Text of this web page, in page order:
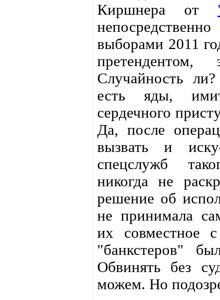
Киршнера от
выборами 2011
претендентом,
Случайность
есть яды,
сердечного
Да, после
вызвать и
спецслужб
никогда не
решение об
не принимала
их
"банкстеров"
Обвинять без
можем. Но